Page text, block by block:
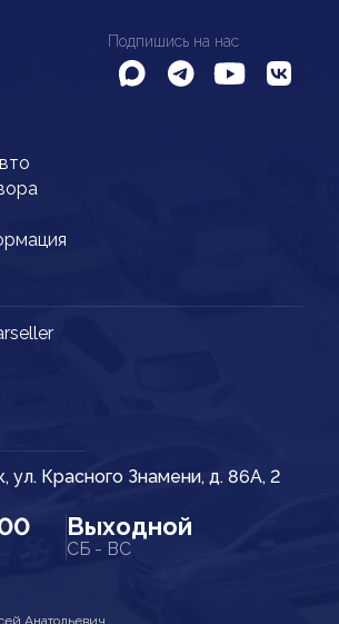
Подпишись на нас
ул. Красного Знамени, д. 86А, 2
Выходной
СБ - ВС
Анатольевич